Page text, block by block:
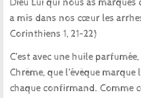
Dieu Lui qui nous as marqués
a mis dans nos cœur les
Corinthiens 1, 21-22)
C’est avec une huile
Chrême, que l’évêque
chaque confirmand. Comme